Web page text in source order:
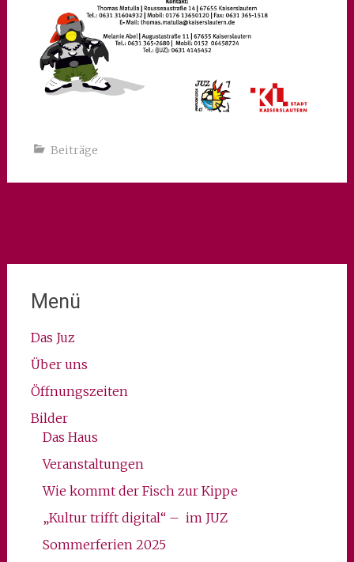
Beiträge
Menü
Das Juz
Über uns
Öffnungszeiten
Bilder
Das Haus
Veranstaltungen
Wie kommt der Fisch zur Kippe
„Kultur trifft digital“ – im JUZ
Sommerferien 2025